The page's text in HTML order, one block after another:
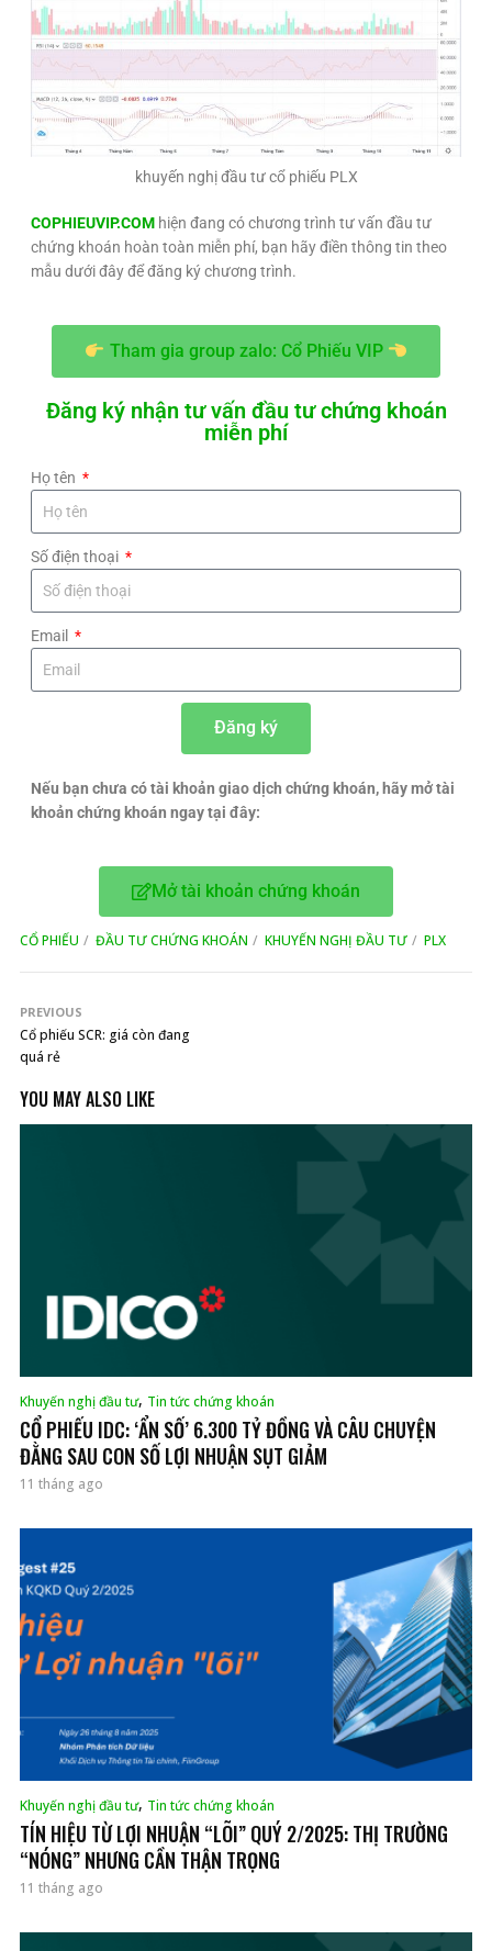
khuyến nghị đầu tư cổ phiếu PLX
COPHIEUVIP.COM hiện đang có chương trình tư vấn đầu tư
chứng khoán hoàn toàn miễn phí, bạn hãy điền thông tin theo
mẫu dưới đây để đăng ký chương trình.
Tham gia group zalo: Cổ Phiếu VIP
Đăng ký nhận tư vấn đầu tư chứng khoán
miễn phí
Họ tên
Số điện thoại
Email
Đăng ký
Nếu bạn chưa có tài khoản giao dịch chứng khoán, hãy mở tài
khoản chứng khoán ngay tại đây:
Mở tài khoản chứng khoán
CỔ PHIẾU ĐẦU TƯ CHỨNG KHOÁN KHUYẾN NGHỊ ĐẦU TƯ PLX
PREVIOUS
Cổ phiếu SCR: giá còn đang
quá rẻ
YOU MAY ALSO LIKE
Khuyến nghị đầu tư, Tin tức chứng khoán
CỔ PHIẾU IDC: ‘ẨN SỐ’ 6.300 TỶ ĐỒNG VÀ CÂU CHUYỆN
ĐẰNG SAU CON SỐ LỢI NHUẬN SỤT GIẢM
11 tháng ago
Khuyến nghị đầu tư, Tin tức chứng khoán
TÍN HIỆU TỪ LỢI NHUẬN “LÕI” QUÝ 2/2025: THỊ TRƯỜNG
“NÓNG” NHƯNG CẦN THẬN TRỌNG
11 tháng ago